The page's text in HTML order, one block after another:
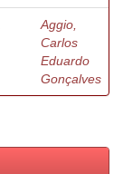
Aggio,
Carlos
Eduardo
Gonçalves